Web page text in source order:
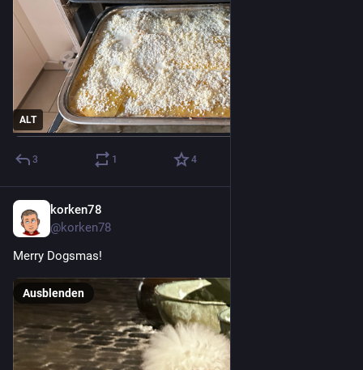
ALT
3 1 4
korken78
@korken78
Merry Dogsmas!
Ausblenden